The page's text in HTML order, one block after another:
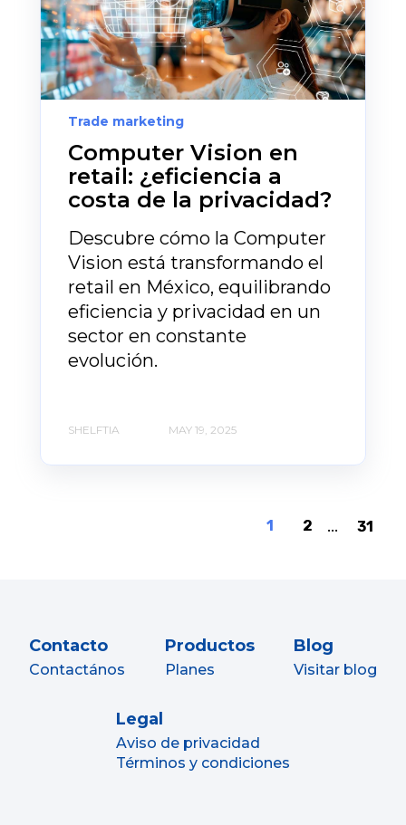
Trade marketing
Computer Vision en
retail: ¿eficiencia a
costa de la privacidad?
Descubre cómo la Computer
Vision está transformando el
retail en México, equilibrando
eficiencia y privacidad en un
sector en constante
evolución.
SHELFTIA MAY 19, 2025
1 2 ... 31
Contacto
Contactános
Productos
Planes
Blog
Visitar blog
Legal
Aviso de privacidad
Términos y condiciones